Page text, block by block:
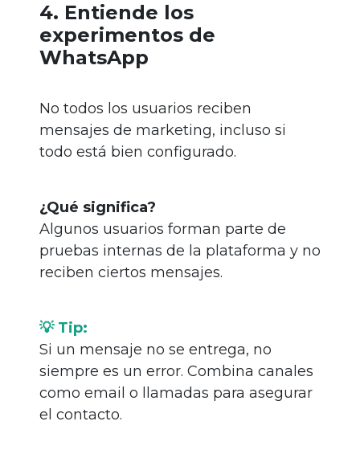
4. Entiende los
experimentos de
WhatsApp
No todos los usuarios reciben
mensajes de marketing, incluso si
todo está bien configurado.
¿Qué significa?
Algunos usuarios forman parte de
pruebas internas de la plataforma y no
reciben ciertos mensajes.
💡 Tip:
Si un mensaje no se entrega, no
siempre es un error. Combina canales
como email o llamadas para asegurar
el contacto.